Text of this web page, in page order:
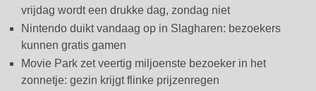
vrijdag wordt een drukke dag, zondag niet
Nintendo duikt vandaag op in Slagharen: bezoekers
kunnen gratis gamen
Movie Park zet veertig miljoenste bezoeker in het
zonnetje: gezin krijgt flinke prijzenregen